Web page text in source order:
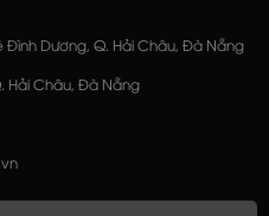
Đình Dương, Q. Hải Châu, Đà Nẵng
Hải Châu, Đà Nẵng